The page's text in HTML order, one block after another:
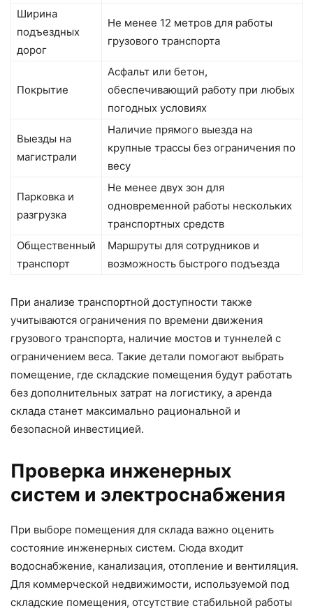
Ширина
подъездных
дорог
Не менее 12 метров для работы
грузового транспорта
Покрытие
Асфальт или бетон,
обеспечивающий работу при любых
погодных условиях
Выезды на
магистрали
Наличие прямого выезда на
крупные трассы без ограничения по
весу
Парковка и
разгрузка
Не менее двух зон для
одновременной работы нескольких
транспортных средств
Общественный
транспорт
Маршруты для сотрудников и
возможность быстрого подъезда
При анализе транспортной доступности также
учитываются ограничения по времени движения
грузового транспорта, наличие мостов и туннелей с
ограничением веса. Такие детали помогают выбрать
помещение, где складские помещения будут работать
без дополнительных затрат на логистику, а аренда
склада станет максимально рациональной и
безопасной инвестицией.
Проверка инженерных
систем и электроснабжения
При выборе помещения для склада важно оценить
состояние инженерных систем. Сюда входит
водоснабжение, канализация, отопление и вентиляция.
Для коммерческой недвижимости, используемой под
складские помещения, отсутствие стабильной работы